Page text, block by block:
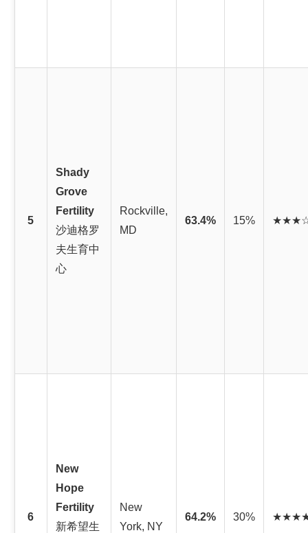
5
Shady
Grove
Fertility
沙迪格罗
夫生育中
心
Rockville,
MD
63.4% 15%
6
New
Hope
Fertility
新希望生
New
York, NY
64.2% 30%